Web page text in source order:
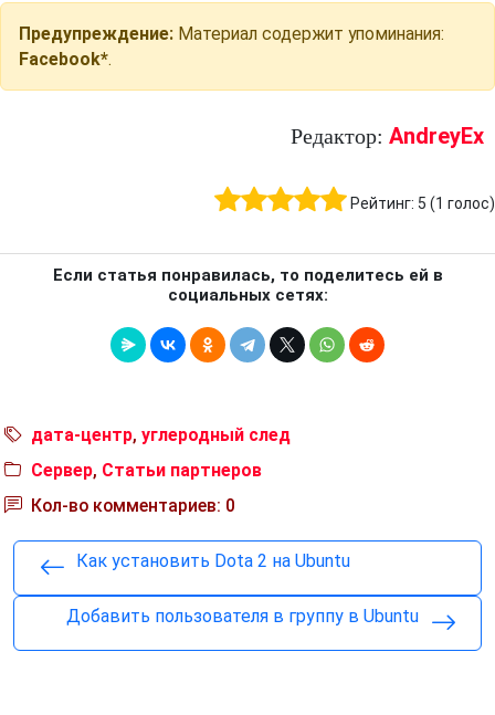
Предупреждение: Материал содержит упоминания:
Facebook*.
Редактор: AndreyEx
Рейтинг: 5 (1 голос)
Если статья понравилась, то поделитесь ей в
социальных сетях:
дата-центр, углеродный след
Сервер, Статьи партнеров
Кол-во комментариев: 0
Как установить Dota 2 на Ubuntu
Добавить пользователя в группу в Ubuntu